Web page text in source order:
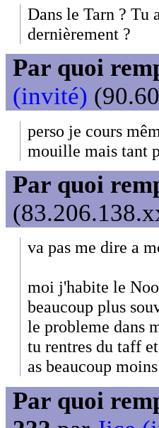
Dans le Tarn ? Tu
dernièrement ?
Par quoi
(invité)
perso je cours
mouille mais tant
Par quoi
va pas me dire a
moi j'habite le
beaucoup plus
le probleme dans
tu rentres du taff
as beaucoup
Par quoi